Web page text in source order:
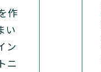
作
い
ン
ニ